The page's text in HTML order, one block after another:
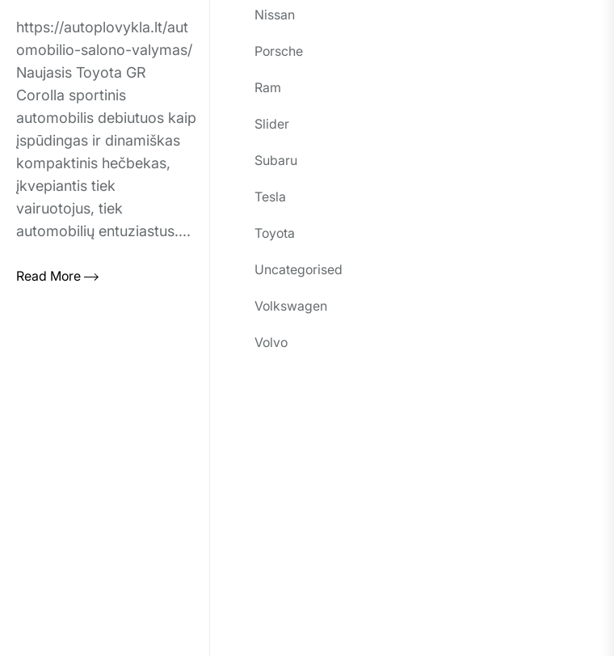
https://autoplovykla.lt/aut
omobilio-salono-valymas/
Naujasis Toyota GR
Corolla sportinis
automobilis debiutuos kaip
įspūdingas ir dinamiškas
kompaktinis hečbekas,
įkvepiantis tiek
vairuotojus, tiek
automobilių entuziastus....
Read More
Nissan
Porsche
Ram
Slider
Subaru
Tesla
Toyota
Uncategorised
Volkswagen
Volvo